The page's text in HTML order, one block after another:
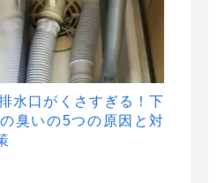
水口がくさすぎる！下
臭いの5つの原因と対